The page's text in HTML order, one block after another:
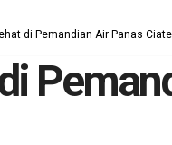
di Pemandian Air Panas